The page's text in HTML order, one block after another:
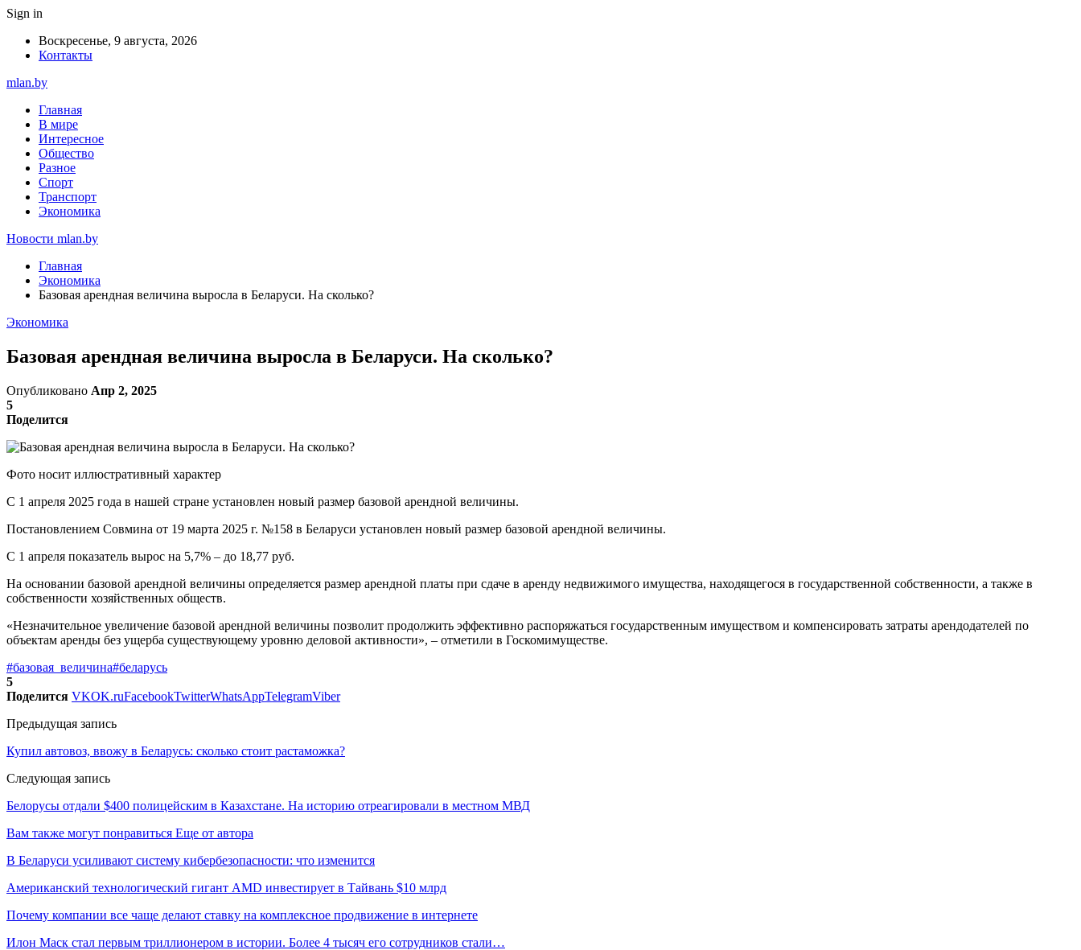
Sign in
Воскресенье, 9 августа, 2026
Контакты
mlan.by
Главная
В мире
Интересное
Общество
Разное
Спорт
Транспорт
Экономика
Новости mlan.by
Главная
Экономика
Базовая арендная величина выросла в Беларуси. На сколько?
Экономика
Базовая арендная величина выросла в Беларуси. На сколько?
Опубликовано Апр 2, 2025
5
Поделится
Фото носит иллюстративный характер
С 1 апреля 2025 года в нашей стране установлен новый размер базовой арендной величины.
Постановлением Совмина от 19 марта 2025 г. №158 в Беларуси установлен новый размер базовой арендной величины.
С 1 апреля показатель вырос на 5,7% – до 18,77 руб.
На основании базовой арендной величины определяется размер арендной платы при сдаче в аренду недвижимого имущества, находящегося в государственной собственности, а также в
собственности хозяйственных обществ.
«Незначительное увеличение базовой арендной величины позволит продолжить эффективно распоряжаться государственным имуществом и компенсировать затраты арендодателей по
объектам аренды без ущерба существующему уровню деловой активности», – отметили в Госкомимуществе.
#базовая_величина#беларусь
5
Поделится VKOK.ruFacebookTwitterWhatsAppTelegramViber
Предыдущая запись
Купил автовоз, ввожу в Беларусь: сколько стоит растаможка?
Следующая запись
Белорусы отдали $400 полицейским в Казахстане. На историю отреагировали в местном МВД
Вам также могут понравиться Еще от автора
В Беларуси усиливают систему кибербезопасности: что изменится
Американский технологический гигант AMD инвестирует в Тайвань $10 млрд
Почему компании все чаще делают ставку на комплексное продвижение в интернете
Илон Маск стал первым триллионером в истории. Более 4 тысяч его сотрудников стали…